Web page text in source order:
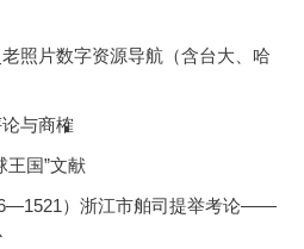
照片数字资源导航（含台大、哈
与商榷
王国”文献
）浙江市舶司提举考论——